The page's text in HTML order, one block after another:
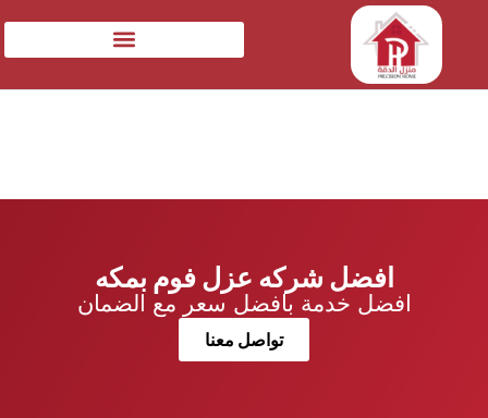
افضل شركه عزل فوم بمكه
افضل خدمة بافضل سعر مع الضمان
تواصل معنا